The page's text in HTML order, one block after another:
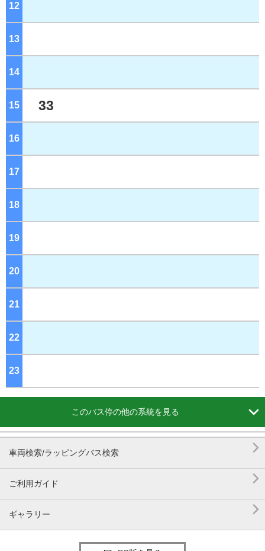
12
13
14
15 33
16
17
18
19
20
21
22
23
このバス停の他の系統を見る 
車両検索/ラッピングバス検索 
ご利用ガイド 
ギャラリー 